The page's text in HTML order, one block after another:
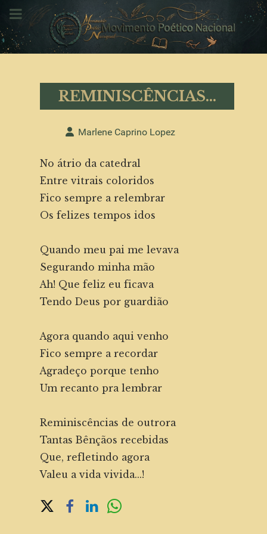
REMINISCÊNCIAS...
Detalhes Marlene Caprino Lopez
No átrio da catedral
Entre vitrais coloridos
Fico sempre a relembrar
Os felizes tempos idos
Quando meu pai me levava
Segurando minha mão
Ah! Que feliz eu ficava
Tendo Deus por guardião
Agora quando aqui venho
Fico sempre a recordar
Agradeço porque tenho
Um recanto pra lembrar
Reminiscências de outrora
Tantas Bênçãos recebidas
Que, refletindo agora
Valeu a vida vivida...!
Share on Social Media